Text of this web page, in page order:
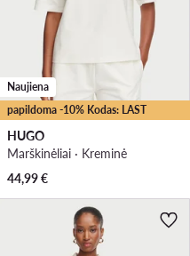
papildoma -10% Kodas: LAST
Naujiena
HUGO
Marškinėliai · Kreminė
44,99€